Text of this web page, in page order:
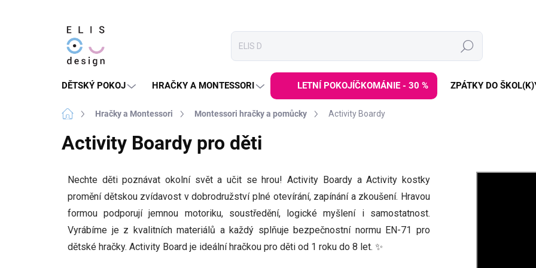
Hledat
DĚTSKÝ POKOJ HRAČKY A MONTESSORI LETNÍ POKOJÍČKOMÁNIE - 30 % ZPÁTKY DO
Domů Hračky a Montessori Montessori hračky a pomůcky Activity Boardy
Activity Boardy pro děti
Nechte děti poznávat okolní svět a učit se hrou! Activity Boardy a Activity kostky
promění dětskou zvídavost v dobrodružství plné otevírání, zapínání a zkoušení. Hravou
formou podporují jemnou motoriku, soustředění, logické myšlení i samostatnost.
Vyrábíme je z kvalitních materiálů a každý splňuje bezpečnostní normu EN-71 pro
dětské hračky. Activity Board je ideální hračkou pro děti od 1 roku do 8 let. ✨